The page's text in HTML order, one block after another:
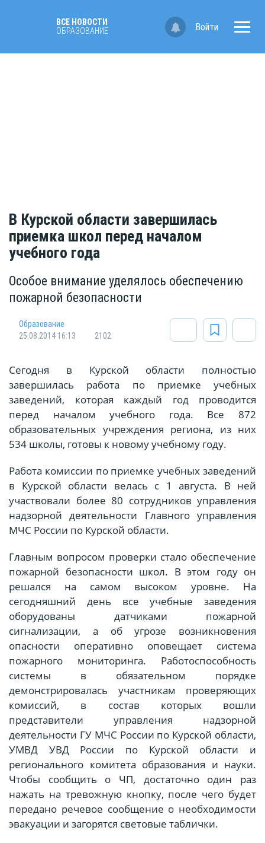
ВСЕ НОВОСТИ
OБРАЗОВАНИЕ
Войти
В Курской области завершилась
приемка школ перед началом
учебного года
Особое внимание уделялось обеспечению
пожарной безопасности
Oбразование
25.08.2014 16:13
2102
Сегодня в Курской области полностью
завершилась работа по приемке учебных
заведений, которая каждый год проводится
перед началом учебного года. Все 872
образовательных учреждения региона, из них
534 школы, готовы к новому учебному году.
Работа комиссии по приемке учебных заведений
в Курской области велась с 1 августа. В ней
участвовали более 80 сотрудников управления
надзорной деятельности Главного управления
МЧС России по Курской области.
Главным вопросом проверки стало обеспечение
пожарной безопасности школ. В этом году он
решался на самом высоком уровне. На
сегодняшний день все учебные заведения
оборудованы датчиками пожарной
сигнализации, а об угрозе возникновения
опасности оперативно оповещает система
пожарного мониторинга. Работоспособность
системы в обязательном порядке
демонстрировалась участникам проверяющих
комиссий, в состав которых вошли
представители управления надзорной
деятельности ГУ МЧС России по Курской области,
УМВД УВД России по Курской области и
регионального комитета образования и науки.
Чтобы сообщить о ЧП, достаточно один раз
нажать на тревожную кнопку, после чего будет
передано речевое сообщение о необходимости
эвакуации и загорятся световые таблички.